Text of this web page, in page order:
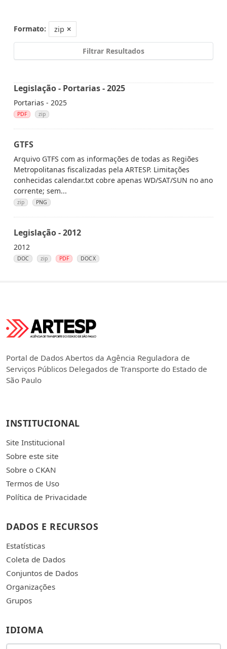
Formato: zip
Filtrar Resultados
Legislação - Portarias - 2025
Portarias - 2025
PDF zip
GTFS
Arquivo GTFS com as informações de todas as Regiões
Metropolitanas fiscalizadas pela ARTESP. Limitações
conhecidas calendar.txt cobre apenas WD/SAT/SUN no ano
corrente; sem...
zip PNG
Legislação - 2012
2012
DOC zip PDF DOCX
Portal de Dados Abertos da Agência Reguladora de
Serviços Públicos Delegados de Transporte do Estado de
São Paulo
INSTITUCIONAL
Site Institucional
Sobre este site
Sobre o CKAN
Termos de Uso
Política de Privacidade
DADOS E RECURSOS
Estatísticas
Coleta de Dados
Conjuntos de Dados
Organizações
Grupos
IDIOMA